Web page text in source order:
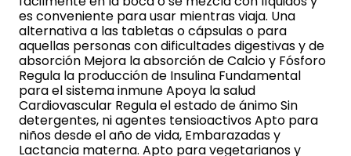
es conveniente para usar mientras viaja. Una
alternativa a las tabletas o cápsulas o para
aquellas personas con dificultades digestivas y de
absorción Mejora la absorción de Calcio y Fósforo
Regula la producción de Insulina Fundamental
para el sistema inmune Apoya la salud
Cardiovascular Regula el estado de ánimo Sin
detergentes, ni agentes tensioactivos Apto para
niños desde el año de vida, Embarazadas y
Lactancia materna. Apto para vegetarianos y